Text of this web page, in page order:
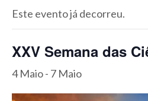
Este evento já decorreu.
XXV Semana das
4 Maio- 7 Maio